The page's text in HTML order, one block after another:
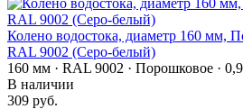
Колено водостока, диаметр 160 мм,
RAL 9002 (Серо-белый)
160 мм · RAL 9002 · Порошковое ·
В наличии
309 руб.